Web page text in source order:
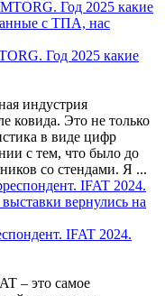
Год 2025 какие
индустрия
ковида. Это не только
в виде цифр
с тем, что было до
со стендами. Я ...
IFAT 2024.
– это самое